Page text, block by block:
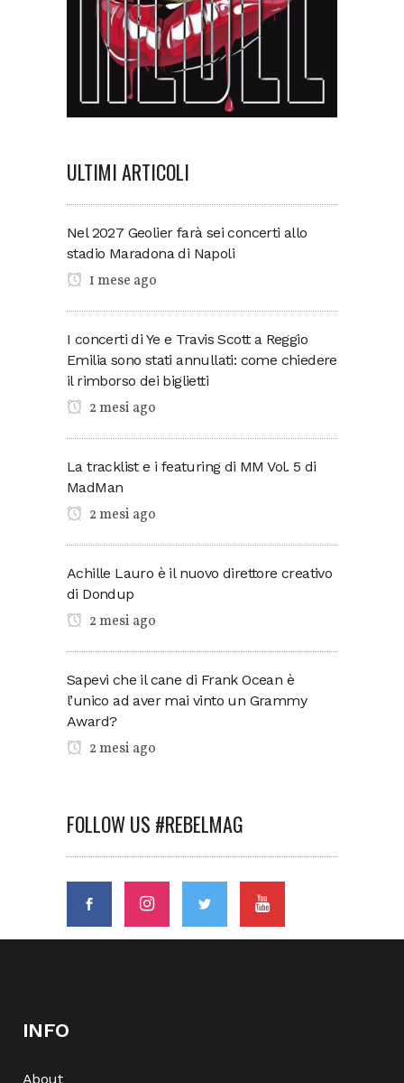
ULTIMI ARTICOLI
Nel 2027 Geolier farà sei concerti allo
stadio Maradona di Napoli
1 mese ago
I concerti di Ye e Travis Scott a Reggio
Emilia sono stati annullati: come chiedere
il rimborso dei biglietti
2 mesi ago
La tracklist e i featuring di MM Vol. 5 di
MadMan
2 mesi ago
Achille Lauro è il nuovo direttore creativo
di Dondup
2 mesi ago
Sapevi che il cane di Frank Ocean è
l’unico ad aver mai vinto un Grammy
Award?
2 mesi ago
FOLLOW US #REBELMAG
INFO
About